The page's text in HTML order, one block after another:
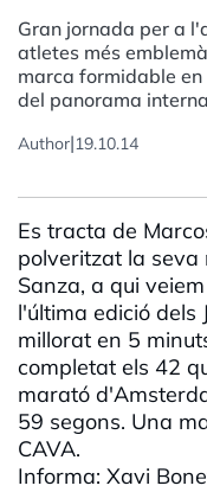
Gran jornada per a
atletes més
marca formidable
del panorama
Author|19.10.14
Es tracta de
polveritzat la
Sanza, a qui
l'última edició dels
millorat en 5
completat els 42
marató
59 segons. Una
CAVA.
Informa: Xavi